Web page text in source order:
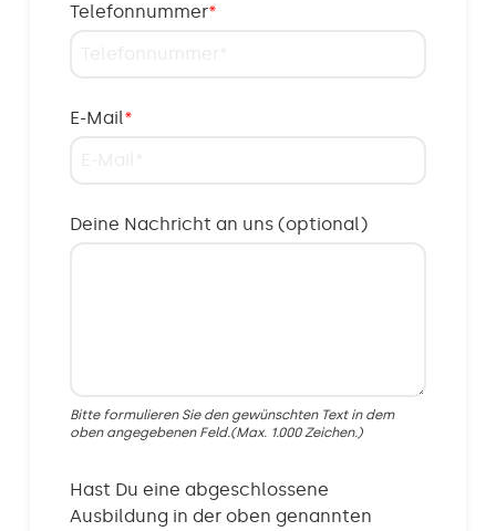
Telefonnummer*
E-Mail*
Deine Nachricht an uns (optional)
Bitte formulieren Sie den gewünschten Text in dem
oben angegebenen Feld.(Max. 1.000 Zeichen.)
Hast Du eine abgeschlossene
Ausbildung in der oben genannten